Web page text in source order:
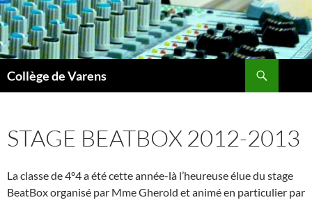
Aller
au
contenu
Collège de Varens
STAGE BEATBOX 2012-2013
La classe de 4°4 a été cette année-là l’heureuse élue du stage
BeatBox organisé par Mme Gherold et animé en particulier par